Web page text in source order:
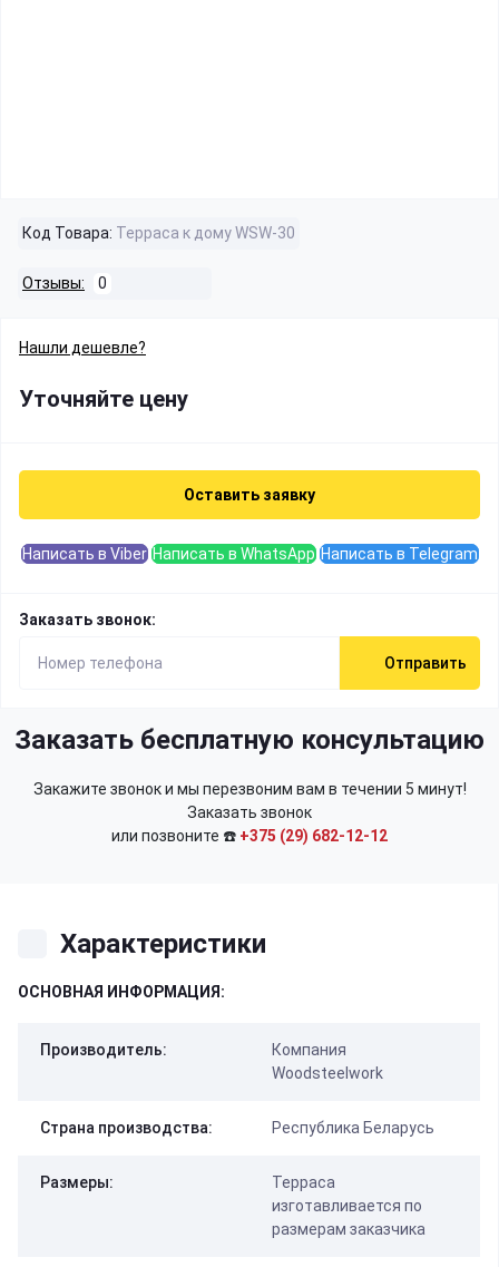
Код Товара: Терраса к дому WSW-30
Отзывы: 0
Нашли дешевле?
Уточняйте цену
Оставить заявку
Написать в Viber Написать в WhatsApp Написать в Telegram
Заказать звонок:
Отправить
Заказать бесплатную консультацию
Закажите звонок и мы перезвоним вам в течении 5 минут!
Заказать звонок
или позвоните ☎️ +375 (29) 682-12-12
Характеристики
ОСНОВНАЯ ИНФОРМАЦИЯ:
Производитель:
Компания
Woodsteelwork
Страна производства: Республика Беларусь
Размеры:
Терраса
изготавливается по
размерам заказчика